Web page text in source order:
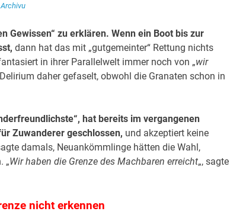
Gewissen“ zu erklären. Wenn ein Boot bis zur
dann hat das mit „gutgemeinter“ Rettung nichts
in ihrer Parallelwelt immer noch von „wir
daher gefaselt, obwohl die Granaten schon in
hat bereits im vergangenen
Zuwanderer geschlossen, und akzeptiert keine
damals, Neuankömmlinge hätten die Wahl,
„Wir haben die Grenze des Machbaren erreicht„, sagte
nicht erkennen